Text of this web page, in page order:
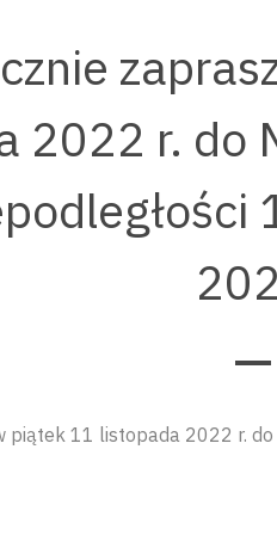
2022 r. do
piątek 11 listopada 2022 r.